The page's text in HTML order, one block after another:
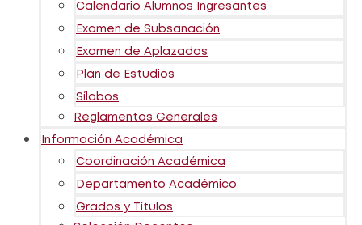
Calendario Alumnos Ingresantes
Examen de Subsanación
Examen de Aplazados
Plan de Estudios
Sílabos
Reglamentos Generales
Información Académica
Coordinación Académica
Departamento Académico
Grados y Títulos